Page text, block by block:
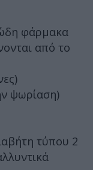
φάρμακα
από το
ψωρίαση)
τύπου 2